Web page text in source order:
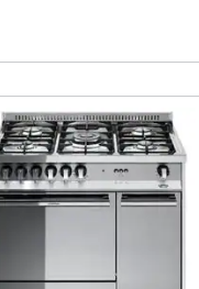
Vedi